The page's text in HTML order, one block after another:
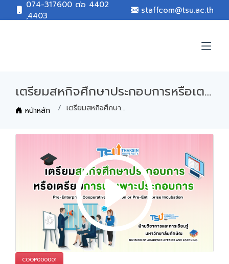
074-317600 ต่อ 4402
,4403
staffcom@tsu.ac.th
เตรียมสหกิจศึกษาประกอบการหรือเตรียมการบ่มเพาะประกอบการ
หน้าหลัก เตรียมสหกิจศึกษาประกอบการหรือเตรียมการบ่มเพาะประกอบการ
COOP000001